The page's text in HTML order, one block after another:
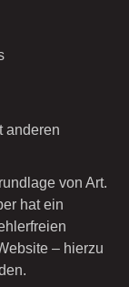
anderen
von Art.
hat ein
– hierzu